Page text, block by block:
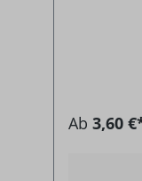
Ab 3,60